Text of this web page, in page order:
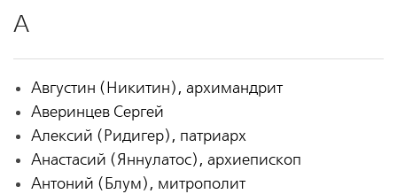
А
Августин (Никитин), архимандрит
Аверинцев Сергей
Алексий (Ридигер), патриарх
Анастасий (Яннулатос), архиепископ
Антоний (Блум), митрополит